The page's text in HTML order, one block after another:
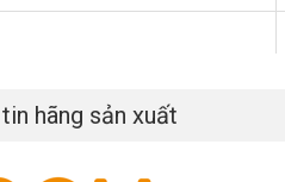
đèn chiếu tích hợp, IPC-S41FP
hãng sản xuất